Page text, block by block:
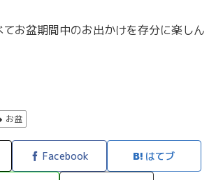
お盆期間中のお出かけを存分に楽しん
お盆
Facebook はてブ